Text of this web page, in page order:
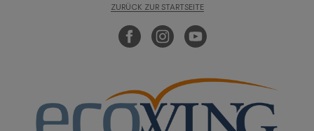
ZURÜCK ZUR STARTSEITE